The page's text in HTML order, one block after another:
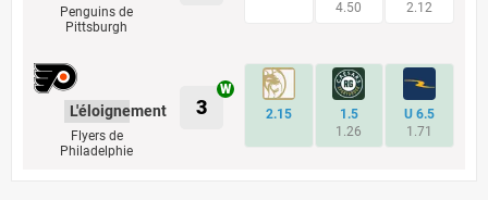
Penguins de
Pittsburgh
L'éloignement
Flyers de
Philadelphie
3
4.50 2.12
2.15
1.5
1.26
U 6.5
1.71